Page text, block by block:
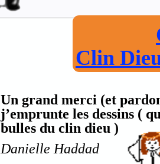
Clin
Un grand merci (et
j’emprunte les dessins (
bulles du clin dieu )
Danielle Haddad